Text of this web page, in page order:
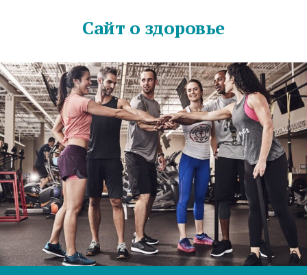
Сайт о здоровье